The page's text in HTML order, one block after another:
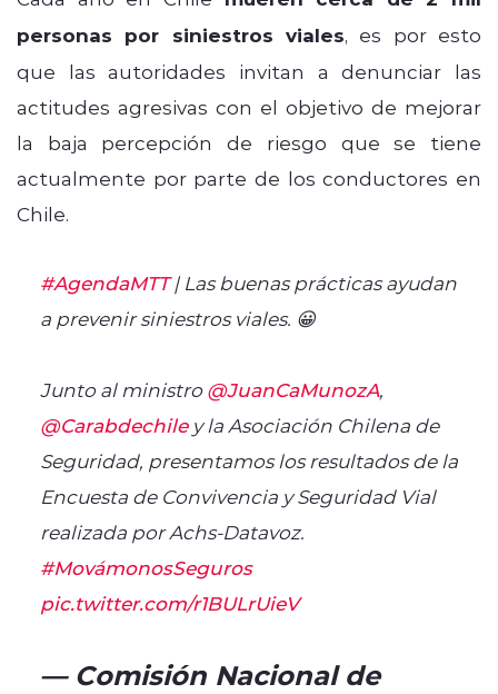
personas por siniestros viales, es por esto
que las autoridades invitan a denunciar las
actitudes agresivas con el objetivo de mejorar
la baja percepción de riesgo que se tiene
actualmente por parte de los conductores en
Chile.
#AgendaMTT| Las buenas prácticas ayudan
a prevenir siniestros viales. 😀
Junto al ministro@JuanCaMunozA,
@Carabdechiley la Asociación Chilena de
Seguridad, presentamos los resultados de la
Encuesta de Convivencia y Seguridad Vial
realizada por Achs-Datavoz.
#MovámonosSeguros
pic.twitter.com/r1BULrUieV
— Comisión Nacional de